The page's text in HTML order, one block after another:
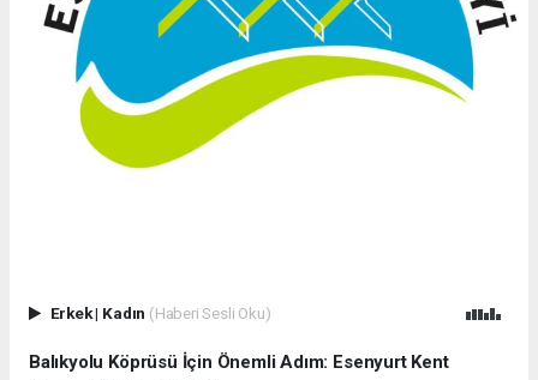
Erkek| Kadın (Haberi Sesli Oku)
Balıkyolu Köprüsü İçin Önemli Adım: Esenyurt Kent